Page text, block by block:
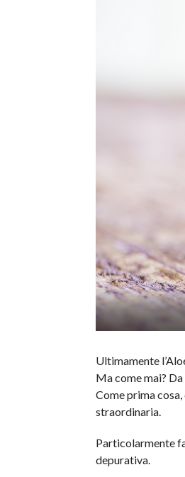
Ultimamente
Ma come mai?
Come prima
straordinaria.
Particolarmente
depurativa.